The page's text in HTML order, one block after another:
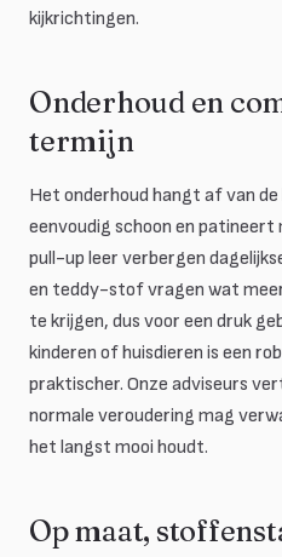
kijkrichtingen.
Onderhoud en
termijn
Het onderhoud hangt af van de
eenvoudig schoon en
pull-up leer verbergen
en teddy-stof vragen wat
te krijgen, dus voor een druk
kinderen of huisdieren is een
praktischer. Onze adviseurs
normale veroudering mag
het langst mooi houdt.
Op maat,